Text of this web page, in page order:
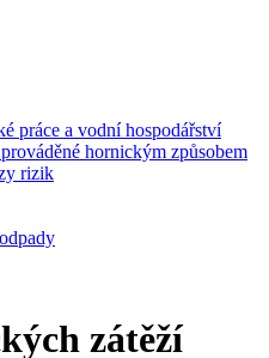
práce a vodní hospodářství
hornickým způsobem
rizik
zátěží